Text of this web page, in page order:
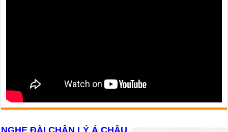
NGHE ĐÀI CHÂN LÝ Á CHÂU